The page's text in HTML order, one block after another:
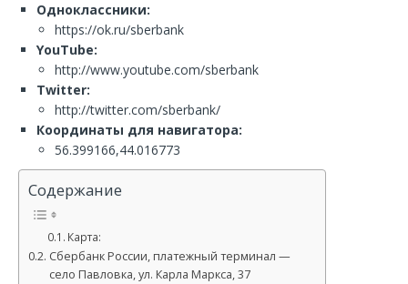
Одноклассники:
https://ok.ru/sberbank
YouTube:
http://www.youtube.com/sberbank
Twitter:
http://twitter.com/sberbank/
Координаты для навигатора:
56.399166,44.016773
Содержание
Карта:
Сбербанк России, платежный терминал —
село Павловка, ул. Карла Маркса, 37